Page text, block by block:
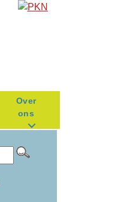
Over
ons